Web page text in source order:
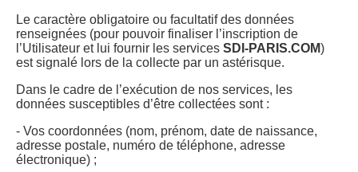
Le caractère obligatoire ou facultatif des données
renseignées (pour pouvoir finaliser l’inscription de
l’Utilisateur et lui fournir les services SDI-PARIS.COM)
est signalé lors de la collecte par un astérisque.
Dans le cadre de l’exécution de nos services, les
données susceptibles d’être collectées sont :
- Vos coordonnées (nom, prénom, date de naissance,
adresse postale, numéro de téléphone, adresse
électronique) ;